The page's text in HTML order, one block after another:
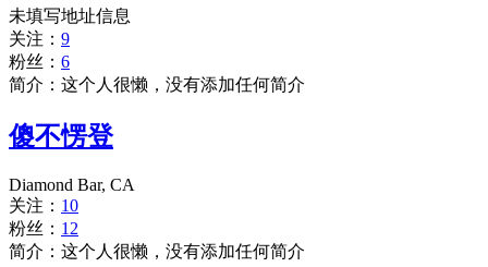
未填写地址信息
关注： 9
粉丝： 6
简介：这个人很懒，没有添加任何简介
傻不愣登
Diamond Bar, CA
关注： 10
粉丝： 12
简介：这个人很懒，没有添加任何简介